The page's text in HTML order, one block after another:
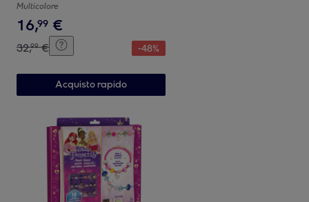
Multicolore
16,99 €
32,99 € -48%
Acquisto rapido